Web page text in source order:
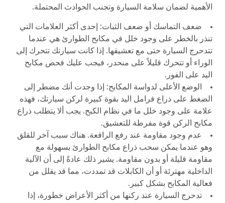
الأهمية لضمان سلامة السيارة وتجنب الحوادث المحتملة.
ضعف التماسك أو ضعف الثبات: إحدى أكثر العلامات التي
تنذر بالخطر على وجود خلل في مكابح الطوارئ هي عندما
تتدحرج السيارة حتى مع تعشيقها. إذا كانت سيارتك تتحرك إلى
الوراء أو تتحرك قليلاً على منحدر، فيجب عليك فحص مكابح
اليد على الفور.
الوضع الأعلى لدواسة المكابح: إذا وجدت أنك مضطر إلى
الضغط على ذراع فرامل اليد بقوة كبيرة لركن سيارتك، فهذه
علامة على وجود خلل ما في نظام الكبح. يجب ألا يتطلب ذراع
مكابح الركن قوة مفرطة للتعشيق.
عدم وجود مقاومة عند رفع الرافعة. هناك سبب آخر للقلق
وهو عندما يمكن سحب ذراع مكابح الطوارئ بسهولة مع
مقاومة قليلة أو بدون مقاومة. يشير ذلك عادةً إلى أن الآلية
الداخلية مهترئة أو أن الكابلات قد تمددت، مما قد يقلل من
فعالية المكابح بشكل كبير.
تدحرج السيارة عند ركنها من أكثر الأعراض خطورة، إذا